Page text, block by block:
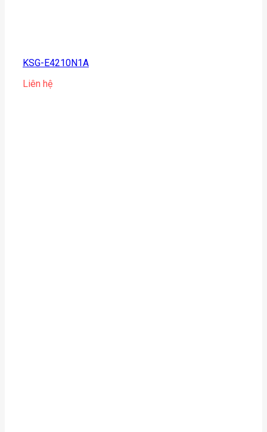
KSG-E4210N1A
Liên hệ